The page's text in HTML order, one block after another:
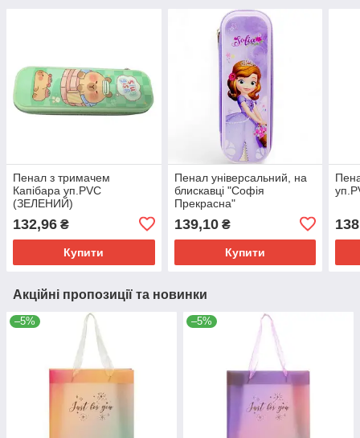
Пенал з тримачем
Капібара уп.PVC
(ЗЕЛЕНИЙ)
132,96 ₴
Купити
Пенал універсальний, на
блискавці "Софія
Прекрасна"
139,10₴
Купити
138
Акційні пропозиції та новинки
–5% –5%